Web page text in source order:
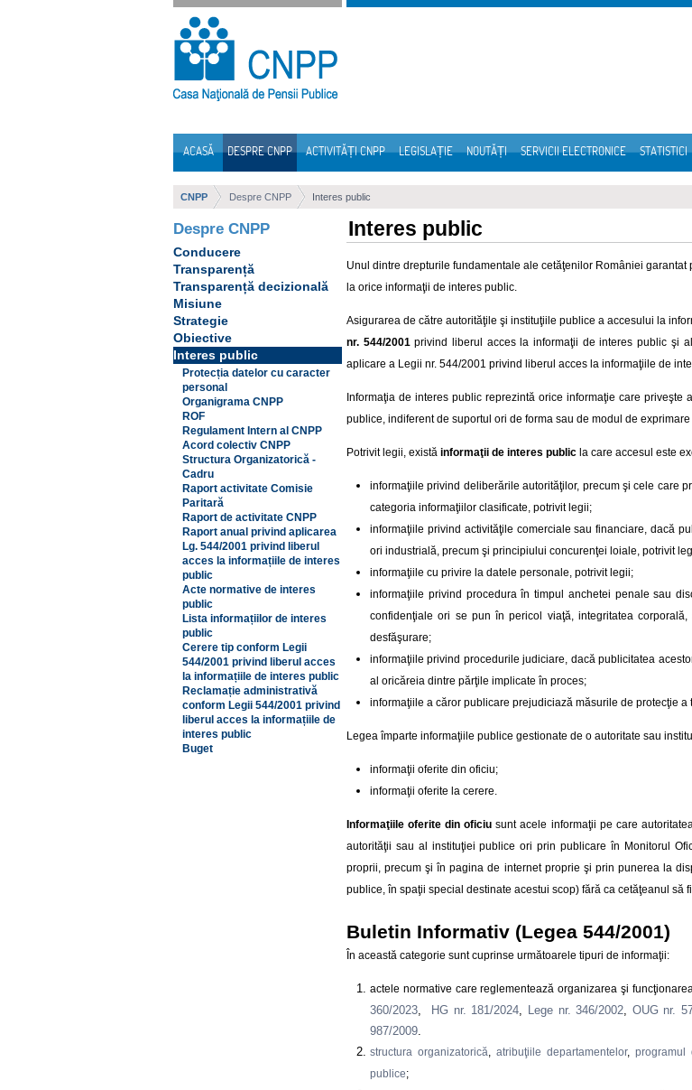
Sari la continut
ACASĂ DESPRE CNPP ACTIVITĂȚI CNPP LEGISLAȚIE NOUTĂȚI SERVICII ELECTRONICE STATISTICI
CNPP Despre CNPP Interes public
Despre CNPP
Conducere
Transparență
Transparență decizională
Misiune
Strategie
Obiective
Interes public
Protecția datelor cu caracter
personal
Organigrama CNPP
ROF
Regulament Intern al CNPP
Acord colectiv CNPP
Structura Organizatorică -
Cadru
Raport activitate Comisie
Paritară
Raport de activitate CNPP
Raport anual privind aplicarea
Lg. 544/2001 privind liberul
acces la informațiile de interes
public
Acte normative de interes
public
Lista informațiilor de interes
public
Cerere tip conform Legii
544/2001 privind liberul acces
la informațiile de interes public
Reclamație administrativă
conform Legii 544/2001 privind
liberul acces la informațiile de
interes public
Buget
Interes public
Unul dintre drepturile fundamentale ale cetăţenilor României
la orice informaţii de interes public.
Asigurarea de către autorităţile şi instituţiile publice a accesului la
nr. 544/2001 privind liberul acces la informaţii de interes public şi
aplicare a Legii nr. 544/2001 privind liberul acces la informaţiile de
Informaţia de interes public reprezintă orice informaţie care
publice, indiferent de suportul ori de forma sau de modul de exprimare
Potrivit legii, există informaţii de interes public la care accesul este
informaţiile privind deliberările autorităţilor, precum şi cele care
categoria informaţiilor clasificate, potrivit legii;
informaţiile privind activităţile comerciale sau financiare, dacă
ori industrială, precum şi principiului concurenţei loiale, potrivit
informaţiile cu privire la datele personale, potrivit legii;
informaţiile privind procedura în timpul anchetei penale sau
confidenţiale ori se pun în pericol viaţă, integritatea
desfăşurare;
informaţiile privind procedurile judiciare, dacă publicitatea
al oricăreia dintre părţile implicate în proces;
informaţiile a căror publicare prejudiciază măsurile de protecţie a
Legea împarte informaţiile publice gestionate de o autoritate sau
informaţii oferite din oficiu;
informaţii oferite la cerere.
Informaţiile oferite din oficiu sunt acele informaţii pe care
autorităţii sau al instituţiei publice ori prin publicare în Monitorul
proprii, precum şi în pagina de internet proprie şi prin punerea la
publice, în spaţii special destinate acestui scop) fără ca cetăţeanul să
Buletin Informativ (Legea 544/2001)
În această categorie sunt cuprinse următoarele tipuri de informaţii:
actele normative care reglementează organizarea şi
360/2023
HG nr. 181/2024 Lege nr. 346/2002 OUG nr.
987/2009
structura organizatorică ,atribuţiile departamentelor,programul
publice;